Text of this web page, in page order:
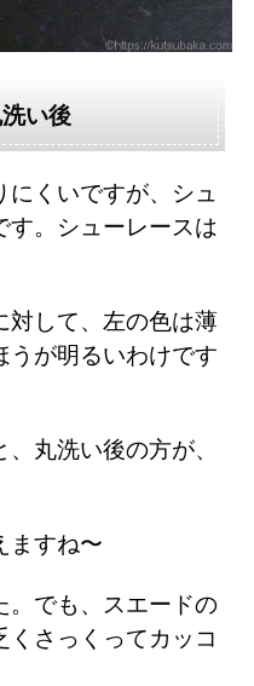
い後
くいですが、シュ
す。シューレースは
対して、左の色は薄
うが明るいわけです
丸洗い後の方が、
ますね〜
。でも、スエードの
くさっくってカッコ